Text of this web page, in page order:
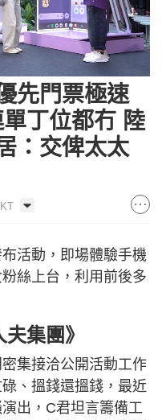
先門票極速
丁位都冇 陸
：交俾太太
活動，即場體驗手機
絲上台，利用前後多
集團》
集接洽公開活動工作
、搵錢還搵錢，最近
出，C君坦言籌備工